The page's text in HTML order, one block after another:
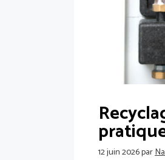
12 juin 2026par